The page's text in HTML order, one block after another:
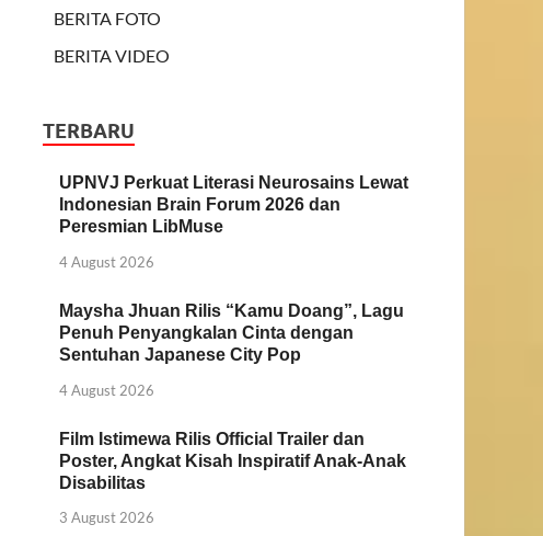
BERITA FOTO
BERITA VIDEO
TERBARU
UPNVJ Perkuat Literasi Neurosains Lewat
Indonesian Brain Forum 2026 dan
Peresmian LibMuse
4 August 2026
Maysha Jhuan Rilis “Kamu Doang”, Lagu
Penuh Penyangkalan Cinta dengan
Sentuhan Japanese City Pop
4 August 2026
Film Istimewa Rilis Official Trailer dan
Poster, Angkat Kisah Inspiratif Anak-Anak
Disabilitas
3 August 2026